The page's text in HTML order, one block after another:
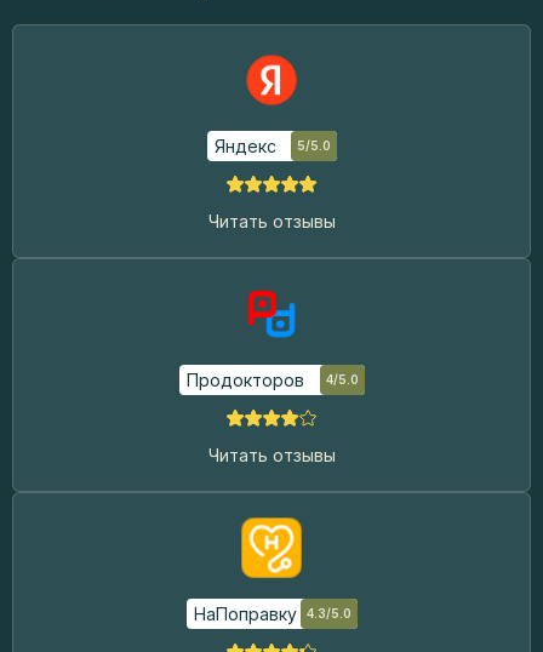
Яндекс 5/5.0
Читать отзывы
Продокторов 4/5.0
Читать отзывы
НаПоправку 4.3/5.0